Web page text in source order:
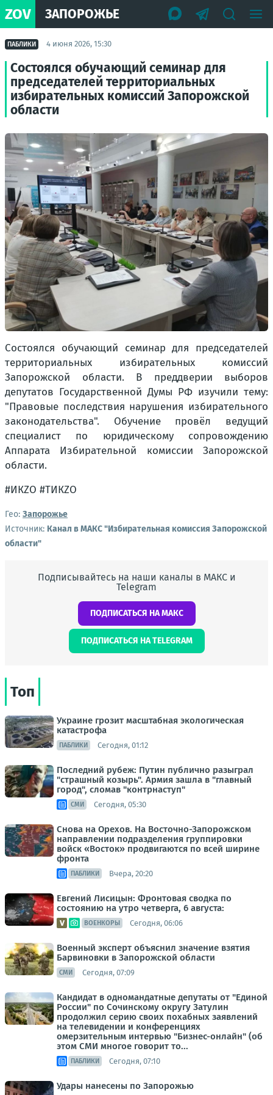
ZOV ЗАПОРОЖЬЕ
ПАБЛИКИ 4 июня 2026, 15:30
Состоялся обучающий семинар для
председателей территориальных
избирательных комиссий Запорожской
области
Состоялся обучающий семинар для председателей
территориальных избирательных комиссий
Запорожской области. В преддверии выборов
депутатов Государственной Думы РФ изучили тему:
"Правовые последствия нарушения избирательного
законодательства". Обучение провёл ведущий
специалист по юридическому сопровождению
Аппарата Избирательной комиссии Запорожской
области.
#ИКZО #TИКZО
Гео: Запорожье
Источник: Канал в МАКС "Избирательная комиссия Запорожской
области"
Подписывайтесь на наши каналы в МАКС и
Telegram
ПОДПИСАТЬСЯ НА МАКС
ПОДПИСАТЬСЯ НА TELEGRAM
Топ
Украине грозит масштабная экологическая
катастрофа
ПАБЛИКИ Сегодня, 01:12
Последний рубеж: Путин публично разыграл
"страшный козырь". Армия зашла в "главный
город", сломав "контрнаступ"
СМИ Сегодня, 05:30
Снова на Орехов. На Восточно-Запорожском
направлении подразделения группировки
войск «Восток» продвигаются по всей ширине
фронта
ПАБЛИКИ Вчера, 20:20
Евгений Лисицын: Фронтовая сводка по
состоянию на утро четверга, 6 августа:
ВОЕНКОРЫ Сегодня, 06:06
Военный эксперт объяснил значение взятия
Барвиновки в Запорожской области
СМИ Сегодня, 07:09
Кандидат в одномандатные депутаты от "Единой
России" по Сочинскому округу Затулин
продолжил серию своих похабных заявлений
на телевидении и конференциях
омерзительным интервью "Бизнес-онлайн" (об
этом СМИ многое говорит то...
ПАБЛИКИ Сегодня, 07:10
Удары нанесены по Запорожью